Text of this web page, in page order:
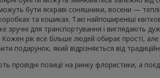
бути яскраві соняшники, восени —
та кошиках. Такі найпоширеніші
зручні для транспортування і виглядають
рік все більше людей обирає прості,
подарунок, який відрізняється від
провідні позиції на ринку флористики, а